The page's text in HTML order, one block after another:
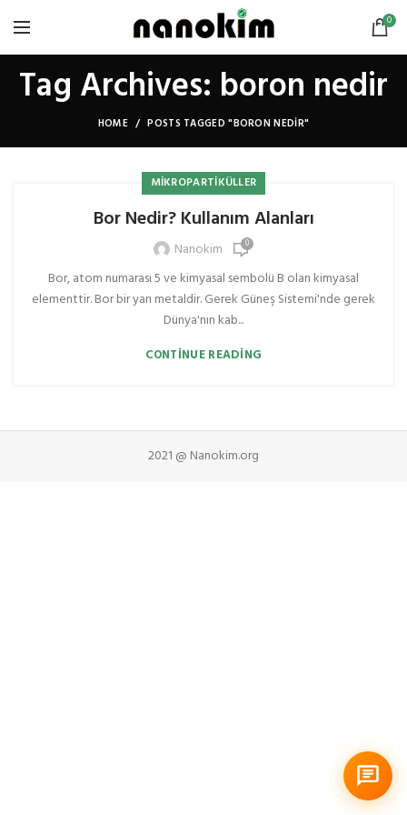
0
Tag Archives: boron nedir
HOME POSTS TAGGED "BORON NEDIR"
MIKROPARTIKÜLLER
Bor Nedir? Kullanım Alanları
Nanokim 0
Bor, atom numarası 5 ve kimyasal sembolü B olan kimyasal
elementtir. Bor bir yarı metaldir. Gerek Güneş Sistemi'nde gerek
Dünya'nın kab...
CONTINUE READING
2021 @ Nanokim.org